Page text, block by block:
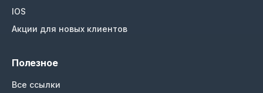
IOS
Акции для новых клиентов
Полезное
Все ссылки